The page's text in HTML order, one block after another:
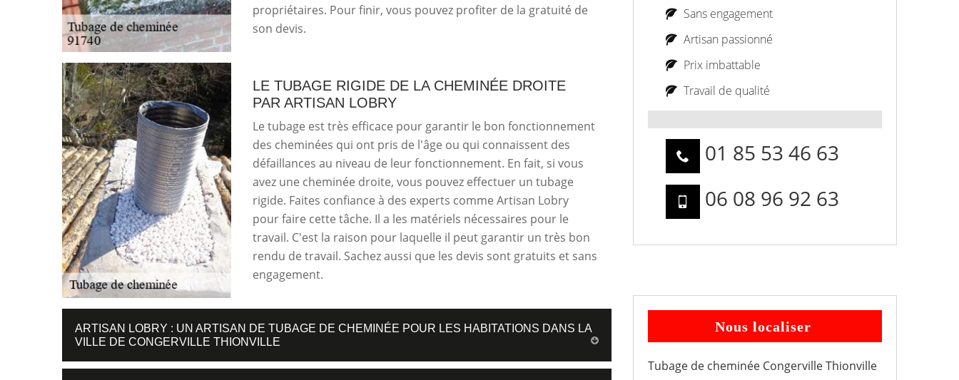
propriétaires. Pour finir, vous pouvez profiter de la gratuité de
son devis.
LE TUBAGE RIGIDE DE LA CHEMINÉE DROITE
PAR ARTISAN LOBRY
Le tubage est très efficace pour garantir le bon fonctionnement
des cheminées qui ont pris de l'âge ou qui connaissent des
défaillances au niveau de leur fonctionnement. En fait, si vous
avez une cheminée droite, vous pouvez effectuer un tubage
rigide. Faites confiance à des experts comme Artisan Lobry
pour faire cette tâche. Il a les matériels nécessaires pour le
travail. C'est la raison pour laquelle il peut garantir un très bon
rendu de travail. Sachez aussi que les devis sont gratuits et sans
engagement.
ARTISAN LOBRY : UN ARTISAN DE TUBAGE DE CHEMINÉE POUR LES HABITATIONS DANS LA
VILLE DE CONGERVILLE THIONVILLE
Sans engagement
Artisan passionné
Prix imbattable
Travail de qualité
01 85 53 46 63
06 08 96 92 63
Nous localiser
Tubage de cheminée Congerville Thionville